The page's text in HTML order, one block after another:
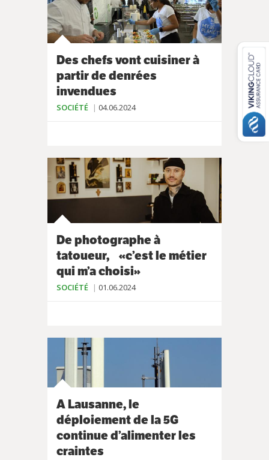
Des chefs vont cuisiner à
partir de denrées
invendues
SOCIÉTÉ 04.06.2024
De photographe à
tatoueur, «c’est le métier
qui m’a choisi»
SOCIÉTÉ 01.06.2024
A Lausanne, le
déploiement de la 5G
continue d’alimenter les
craintes